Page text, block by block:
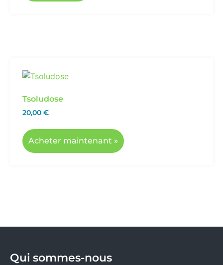
Tsoludose
20,00 €
Acheter maintenant »
Qui sommes-nous